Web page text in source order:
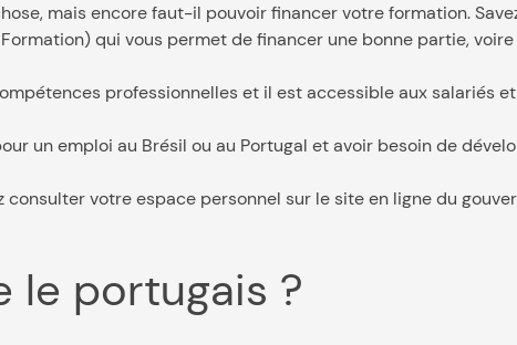
mais encore faut-il pouvoir financer votre formation.
qui vous permet de financer une bonne partie,
professionnelles et il est accessible aux salariés
un emploi au Brésil ou au Portugal et avoir besoin de
consulter votre espace personnel sur le site en ligne du
le portugais ?